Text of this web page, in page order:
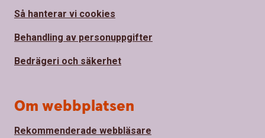
Så hanterar vi cookies
Behandling av personuppgifter
Bedrägeri och säkerhet
Om webbplatsen
Rekommenderade webbläsare